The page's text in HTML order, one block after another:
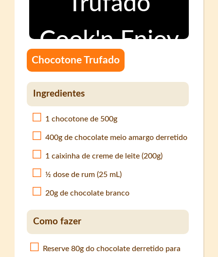
Chocotone Trufado
Ingredientes
1 chocotone de 500g
400g de chocolate meio amargo derretido
1 caixinha de creme de leite (200g)
½ dose de rum (25 mL)
20g de chocolate branco
Como fazer
Reserve 80g do chocolate derretido para